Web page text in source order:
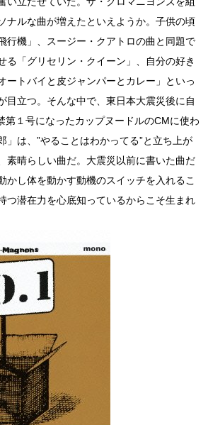
ナルな曲が増えたといえようか。子供の頃
行機」、スージー・クアトロの曲と同題で
る「グリセリン・クイーン」、自分の好き
ートバイと皮ジャンパーとカレー」といっ
目立つ。そんな中で、東日本大震災後に自
第１号になったカップヌードルのCMに使わ
」は、”やることはわかってる”と立ち上が
素晴らしい曲だ。大震災以前に書いた曲だ
かし体を動かす動機のスイッチを入れるこ
つ潜在力を心底知っているからこそ生まれ